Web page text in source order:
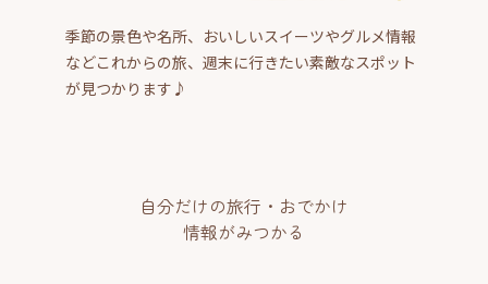
季節の景色や名所、おいしいスイーツやグルメ情報
などこれからの旅、週末に行きたい素敵なスポット
が見つかります♪
自分だけの旅行・おでかけ
情報がみつかる